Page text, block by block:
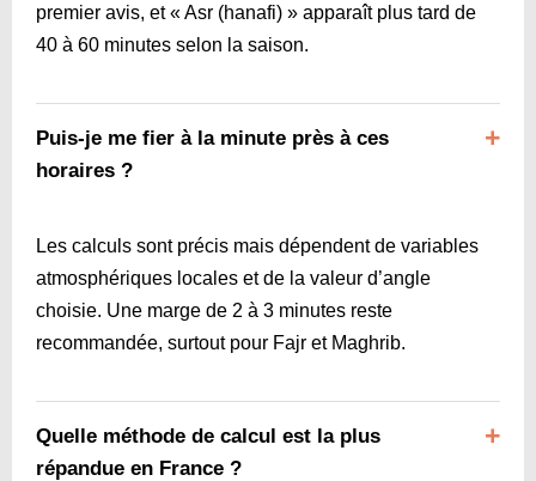
premier avis, et « Asr (hanafi) » apparaît plus tard de
40 à 60 minutes selon la saison.
Puis-je me fier à la minute près à ces
horaires ?
Les calculs sont précis mais dépendent de variables
atmosphériques locales et de la valeur d’angle
choisie. Une marge de 2 à 3 minutes reste
recommandée, surtout pour Fajr et Maghrib.
Quelle méthode de calcul est la plus
répandue en France ?